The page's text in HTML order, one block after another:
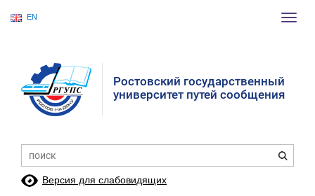
EN
Ростовский государственный
университет путей сообщения
Версия для слабовидящих